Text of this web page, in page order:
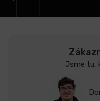
Jsme tu,